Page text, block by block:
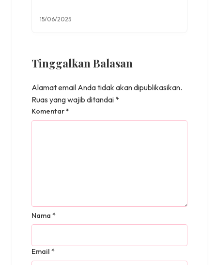
15/06/2025
Tinggalkan Balasan
Alamat email Anda tidak akan dipublikasikan.
Ruas yang wajib ditandai *
Komentar*
Nama *
Email *